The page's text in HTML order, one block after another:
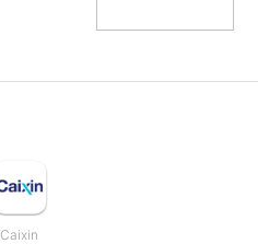
Caixin